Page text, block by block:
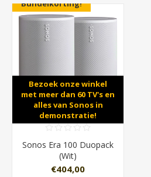
Bundelkorting!
Bezoek onze winkel
met meer dan 60 TV's en
alles van Sonos in
demonstratie!
Sonos Era 100 Duopack
(Wit)
€404,00